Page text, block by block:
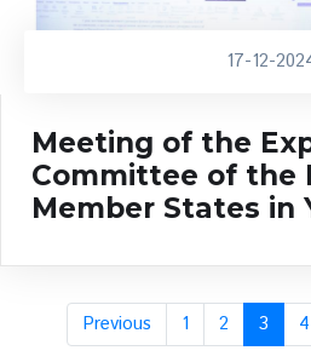
17-12-
Meeting of the
Committee of the
Member States in
Previous 1 2 3 4